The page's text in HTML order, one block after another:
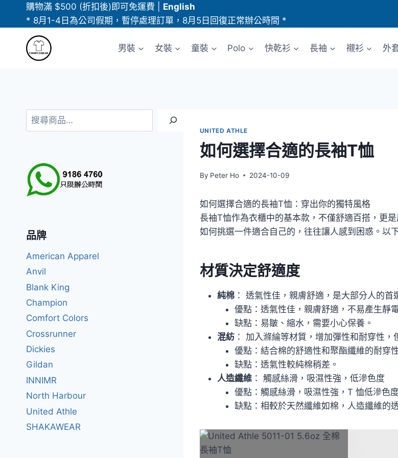
購物滿 $500 (折扣後)即可免運費
English
* 8月1-4日為公司假期，暫停處理訂單，8月5日回復正常辦公時間 *
男裝 女裝 童裝 Polo 快乾衫 長袖 襯衫 外
UNITED ATHLE
如何選擇合適的長袖T恤
By Peter Ho 2024-10-09
如何選擇合適的長袖T恤：穿出你的獨特風格
長袖T恤作為衣櫃中的基本款，不僅舒適百搭，更
如何挑選一件適合自己的，往往讓人感到困惑。以
材質決定舒適度
純棉： 透氣性佳，親膚舒適，是大部分人的首
優點：透氣性佳，親膚舒適，不易產生靜
缺點：易皺、縮水，需要小心保養。
混紡： 加入滌綸等材質，增加彈性和耐穿性，
優點：結合棉的舒適性和聚酯纖維的耐穿
缺點：透氣性較純棉稍差。
人造纖維： 觸感絲滑，吸濕性強，低滲色度
優點：觸感絲滑，吸濕性強，T 恤低滲色度
缺點：相較於天然纖維如棉，人造纖維的
搜
尋
品牌
American Apparel
Anvil
Blank King
Champion
Comfort Colors
Crossrunner
Dickies
Gildan
INNIMR
North Harbour
United Athle
SHAKAWEAR